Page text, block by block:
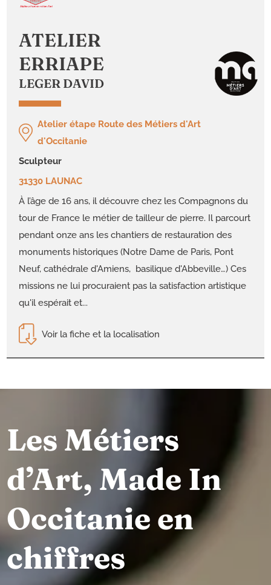
ATELIER
ERRIAPE
LEGER DAVID
Atelier étape Route des Métiers d'Art
d'Occitanie
sculpteur
31330 LAUNAC
À l’âge de 16 ans, il découvre chez les Compagnons du
tour de France le métier de tailleur de pierre. Il parcourt
pendant onze ans les chantiers de restauration des
monuments historiques (Notre Dame de Paris, Pont
Neuf, cathédrale d'Amiens, basilique d'Abbeville…) Ces
missions ne lui procuraient pas la satisfaction artistique
qu'il espérait et...
Voir la fiche et la localisation
Les Métiers
d’Art, Made In
Occitanie en
chiffres